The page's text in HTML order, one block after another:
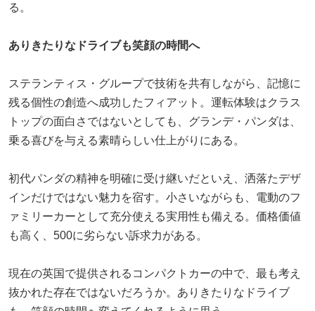
る。
ありきたりなドライブも笑顔の時間へ
ステランティス・グループで技術を共有しながら、記憶に
残る個性の創造へ成功したフィアット。運転体験はクラス
トップの面白さではないとしても、グランデ・パンダは、
乗る喜びを与える素晴らしい仕上がりにある。
初代パンダの精神を明確に受け継いだといえ、洒落たデザ
インだけではない魅力を宿す。小さいながらも、電動のフ
ァミリーカーとして充分使える実用性も備える。価格価値
も高く、500に劣らない訴求力がある。
現在の英国で提供されるコンパクトカーの中で、最も考え
抜かれた存在ではないだろうか。ありきたりなドライブ